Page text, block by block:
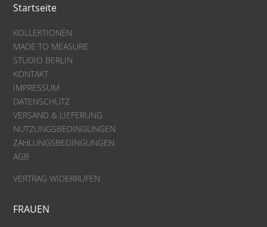
Startseite
KOLLEKTIONEN
MADE TO MEASURE
STUDIO BERLIN
KONTAKT
IMPRESSUM
DATENSCHUTZ
VERSAND & LIEFERUNG
NUTZUNGSBEDINGUNGEN
ZAHLUNGSBEDINGUNGEN
AGB
VERTRAG WIDERRUFEN
FRAUEN